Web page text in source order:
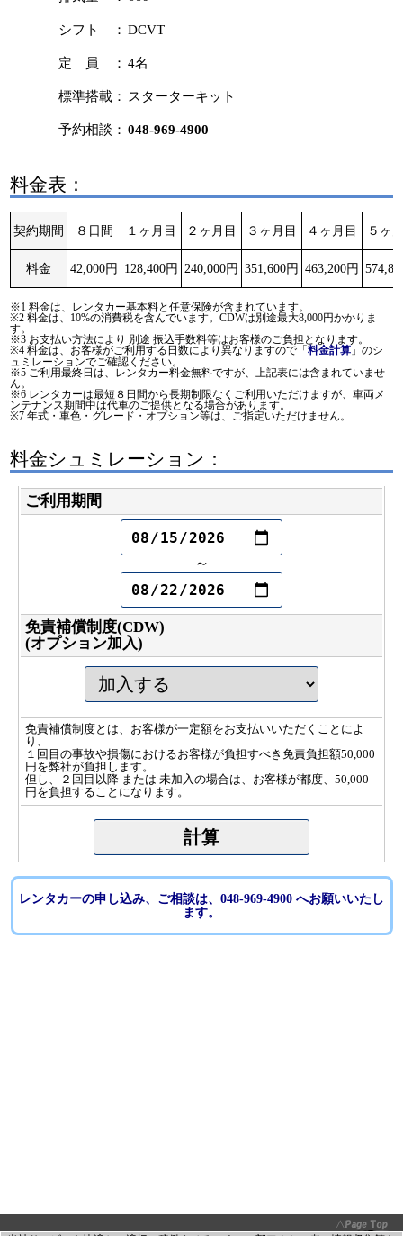
シフト ： DCVT
定 員 ： 4名
標準搭載： スターターキット
予約相談： 048-969-4900
料金表：
契約期間 ８日間 １ヶ月目 ２ヶ月目 ３ヶ月目 ４ヶ月目 ５ヶ
料金 42,000円 128,400円 240,000円 351,600円 463,200円
※1 料金は、レンタカー基本料と任意保険が含まれています。
※2 料金は、10%の消費税を含んでいます。CDWは別途最大8,000円かかりま
す。
※3 お支払い方法により 別途 振込手数料等はお客様のご負担となります。
※4 料金は、お客様がご利用する日数により異なりますので「料金計算 」のシ
ュミレーションでご確認ください。
※5 ご利用最終日は、レンタカー料金無料ですが、上記表には含まれていませ
ん。
※6 レンタカーは最短８日間から長期制限なくご利用いただけますが、車両メ
ンテナンス期間中は代車のご提供となる場合があります。
※7 年式・車色・グレード・オプション等は、ご指定いただけません。
料金シュミレーション：
ご利用期間
～
免責補償制度(CDW)
(オプション加入)
免責補償制度とは、お客様が一定額をお支払いいただくことによ
り、
１回目の事故や損傷におけるお客様が負担すべき免責負担額50,000
円を弊社が負担します。
但し、２回目以降 または 未加入の場合は、お客様が都度、50,000
円を負担することになります。
レンタカーの申し込み、ご相談は、048-969-4900 へお願いいたし
ます。